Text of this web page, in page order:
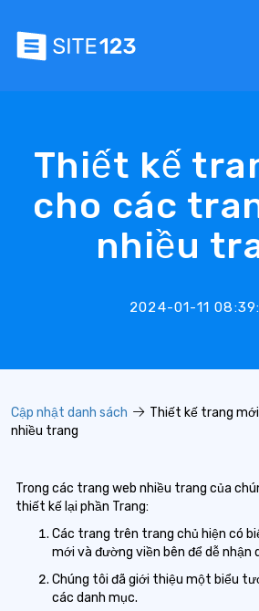
Thiết kế
cho các
nhiều
2024-01-11
Cập nhật danh sách
Thiết kế trang
nhiều trang
Trong các trang web nhiều trang của
thiết kế lại phần Trang:
Các trang trên trang chủ hiện có
mới và đường viền bên để dễ nhận
Chúng tôi đã giới thiệu một biểu
các danh mục.